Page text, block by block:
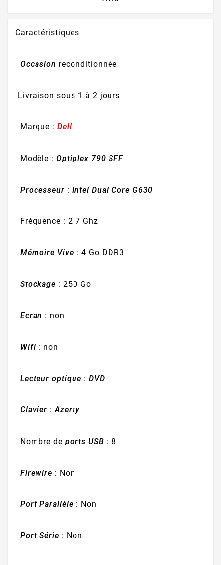
Caractéristiques
Occasion reconditionnée
Livraison sous 1 à 2 jours
Marque : Dell
Modèle : Optiplex 790 SFF
Processeur : Intel Dual Core G630
Fréquence : 2.7 Ghz
Mémoire Vive : 4 Go DDR3
Stockage : 250 Go
Ecran : non
Wifi : non
Lecteur optique : DVD
Clavier :Azerty
Nombre de ports USB : 8
Firewire : Non
Port Parallèle : Non
Port Série : Non